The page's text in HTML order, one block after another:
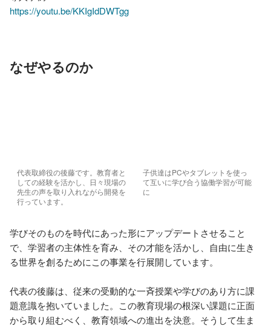
https://youtu.be/KKIgIdDWTgg
なぜやるのか
代表取締役の後藤です。教育者と
しての経験を活かし、日々現場の
先生の声を取り入れながら開発を
行っています。
子供達はPCやタブレットを使っ
て互いに学び合う協働学習が可能
に
学びそのものを時代にあった形にアップデートさせること
で、学習者の主体性を育み、その才能を活かし、自由に生き
る世界を創るためにこの事業を行展開しています。
代表の後藤は、従来の受動的な一斉授業や学びのあり方に課
題意識を抱いていました。この教育現場の根深い課題に正面
から取り組むべく、教育領域への進出を決意。そうして生ま